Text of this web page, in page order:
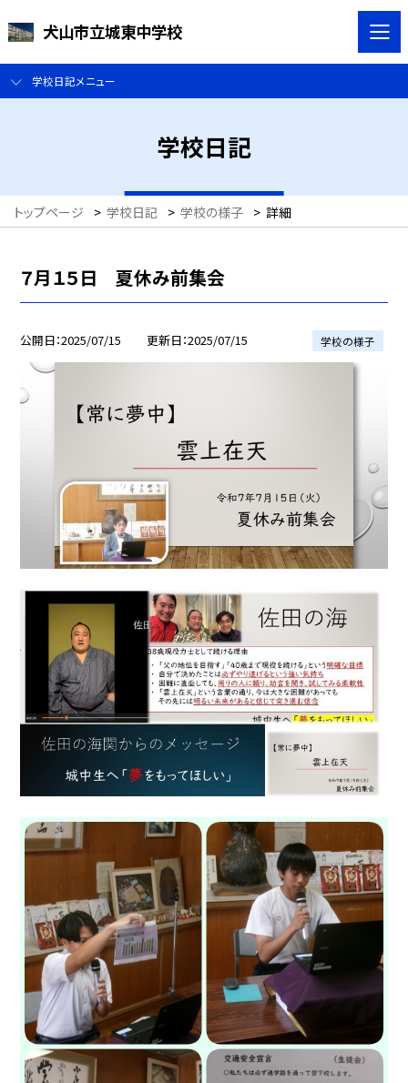
犬山市立城東中学校
学校日記メニュー
学校日記
トップページ > 学校日記 > 学校の様子 > 詳細
７月１５日 夏休み前集会
公開日 2025/07/15 更新日 2025/07/15 学校の様子